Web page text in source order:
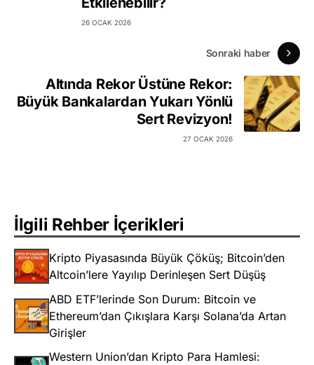
26 OCAK 2026
Sonraki haber
Altında Rekor Üstüne Rekor:
Büyük Bankalardan Yukarı Yönlü
Sert Revizyon!
27 OCAK 2026
İlgili Rehber İçerikleri
Kripto Piyasasında Büyük Çöküş; Bitcoin’den
Altcoin’lere Yayılıp Derinleşen Sert Düşüş
ABD ETF’lerinde Son Durum: Bitcoin ve
Ethereum’dan Çıkışlara Karşı Solana’da Artan
Girişler
Western Union’dan Kripto Para Hamlesi: